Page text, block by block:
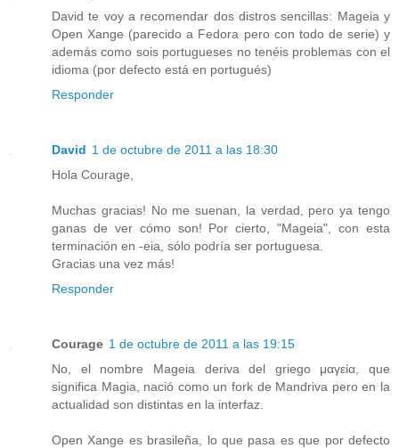
David te voy a recomendar dos distros sencillas: Mageia y
Open Xange (parecido a Fedora pero con todo de serie) y
además como sois portugueses no tenéis problemas con el
idioma (por defecto está en portugués)
Responder
David 1 de octubre de 2011 a las 18:30
Hola Courage,
Muchas gracias! No me suenan, la verdad, pero ya tengo
ganas de ver cómo son! Por cierto, "Mageia", con esta
terminación en -eia, sólo podría ser portuguesa.
Gracias una vez más!
Responder
Courage 1 de octubre de 2011 a las 19:15
No, el nombre Mageia deriva del griego μαγεία, que
significa Magia, nació como un fork de Mandriva pero en la
actualidad son distintas en la interfaz.
Open Xange es brasileña, lo que pasa es que por defecto